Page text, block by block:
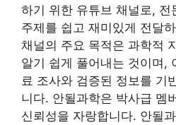
하기 위한 유튜브 채널로, 전
주제를 쉽고 재미있게 전달
채널의 주요 목적은 과학적
알기 쉽게 풀어내는 것이며,
료 조사와 검증된 정보를 기
니다. 안될과학은 박사급 멤
신뢰성을 자랑합니다. 안될